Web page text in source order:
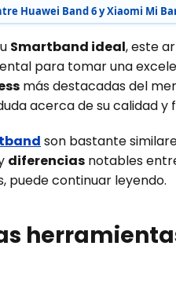
Huawei Band 6 y Xiaomi Mi
Smartband ideal, este
para tomar una
más destacadas del
acerca de su calidad y
son bastante
diferencias notables
puede continuar leyendo.